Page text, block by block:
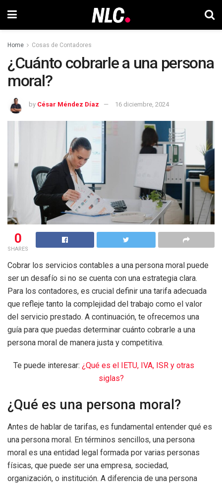
Home Cosas de Contadores
¿Cuánto cobrarle a una persona
moral?
by César Méndez Díaz 16 diciembre, 2024
0
SHARES
Cobrar los servicios contables a una persona moral puede
ser un desafío si no se cuenta con una estrategia clara.
Para los contadores, es crucial definir una tarifa adecuada
que refleje tanto la complejidad del trabajo como el valor
del servicio prestado. A continuación, te ofrecemos una
guía para que puedas determinar cuánto cobrarle a una
persona moral de manera justa y competitiva.
Te puede interesar: ¿Qué es el IETU, IVA, ISR y otras
siglas?
¿Qué es una persona moral?
Antes de hablar de tarifas, es fundamental entender qué es
una persona moral. En términos sencillos, una persona
moral es una entidad legal formada por varias personas
físicas, que puede ser una empresa, sociedad,
organización, o institución. A diferencia de una persona